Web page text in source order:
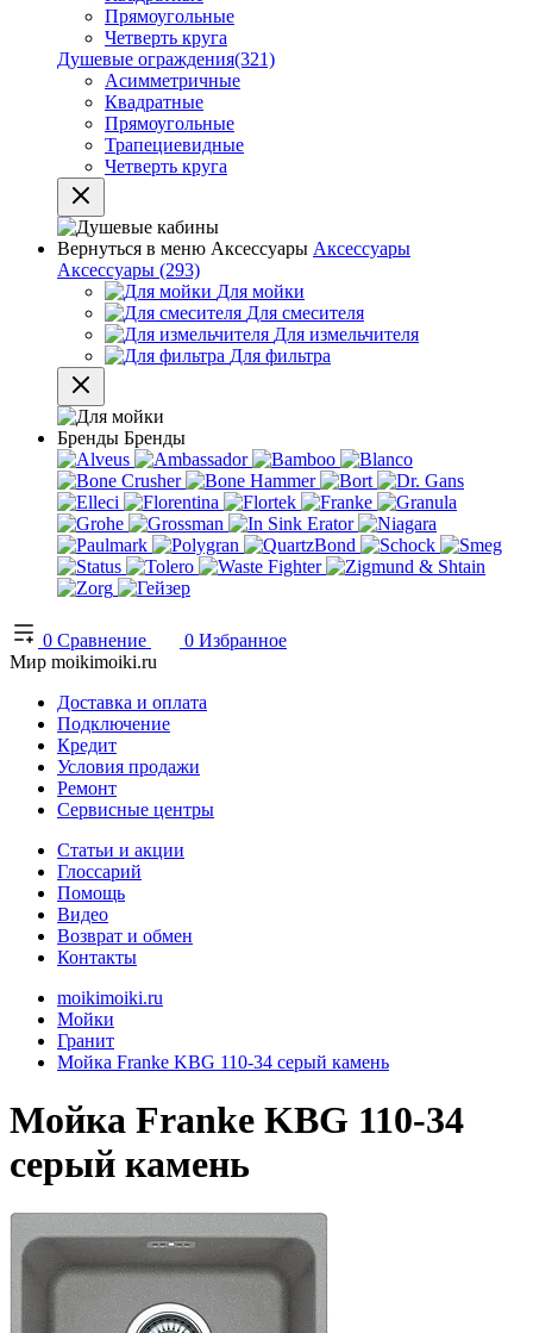
Прямоугольные
Четверть круга
Душевые ограждения(321)
Асимметричные
Квадратные
Прямоугольные
Трапециевидные
Четверть круга
Вернуться в меню Аксессуары Аксессуары
Аксессуары (293)
Для мойки
Для смесителя
Для измельчителя
Для фильтра
Бренды Бренды
0 Сравнение 0 Избранное
Мир moikimoiki.ru
Доставка и оплата
Подключение
Кредит
Условия продажи
Ремонт
Сервисные центры
Статьи и акции
Глоссарий
Помощь
Видео
Возврат и обмен
Контакты
moikimoiki.ru
Мойки
Гранит
Мойка Franke KBG 110-34 серый камень
Мойка Franke KBG 110-34
серый камень